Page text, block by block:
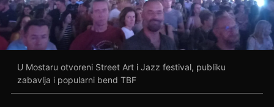
U Mostaru otvoreni Street Art i Jazz festival, publiku
zabavlja i popularni bend TBF